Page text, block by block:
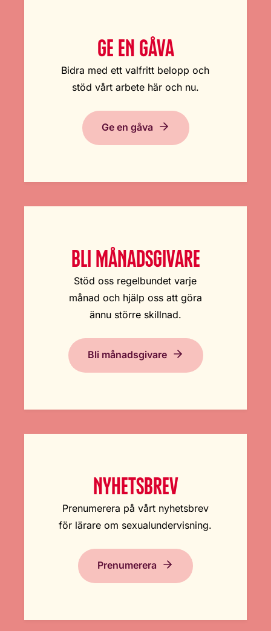
GE EN GÅVA
Bidra med ett valfritt belopp och
stöd vårt arbete här och nu.
Ge en gåva
BLI MÅNADSGIVARE
Stöd oss regelbundet varje
månad och hjälp oss att göra
ännu större skillnad.
Bli månadsgivare
NYHETSBREV
Prenumerera på vårt nyhetsbrev
för lärare om sexualundervisning.
Prenumerera